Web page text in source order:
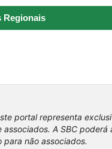
Regionais
portal representa
associados. A SBC
não associados.